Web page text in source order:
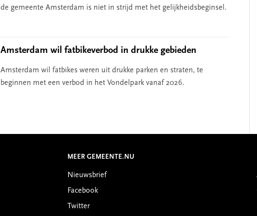
de gemeente Amsterdam is niet in strijd met het gelijkheidsbeginsel.
Amsterdam wil fatbikeverbod in drukke gebieden
Amsterdam wil fatbikes weren uit drukke parken en straten, te
beginnen met een verbod in het Vondelpark vanaf 2026.
MEER GEMEENTE.NU
Nieuwsbrief
Facebook
Twitter